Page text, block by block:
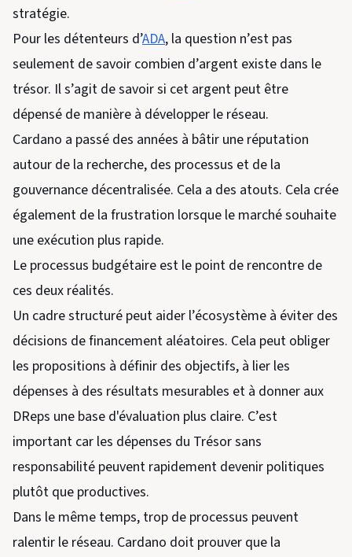
stratégie.
Pour les détenteurs d’ADA, la question n’est pas
seulement de savoir combien d’argent existe dans le
trésor. Il s’agit de savoir si cet argent peut être
dépensé de manière à développer le réseau.
Cardano a passé des années à bâtir une réputation
autour de la recherche, des processus et de la
gouvernance décentralisée. Cela a des atouts. Cela crée
également de la frustration lorsque le marché souhaite
une exécution plus rapide.
Le processus budgétaire est le point de rencontre de
ces deux réalités.
Un cadre structuré peut aider l’écosystème à éviter des
décisions de financement aléatoires. Cela peut obliger
les propositions à définir des objectifs, à lier les
dépenses à des résultats mesurables et à donner aux
DReps une base d'évaluation plus claire. C’est
important car les dépenses du Trésor sans
responsabilité peuvent rapidement devenir politiques
plutôt que productives.
Dans le même temps, trop de processus peuvent
ralentir le réseau. Cardano doit prouver que la